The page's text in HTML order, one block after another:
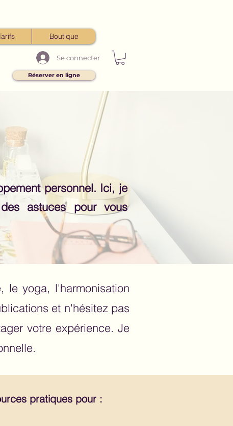
Boutique
Se connecter
Réserver en ligne
personnel. Ici, je
astuces pour vous
le yoga, l'harmonisation
et n'hésitez pas
votre expérience. Je
pratiques pour :